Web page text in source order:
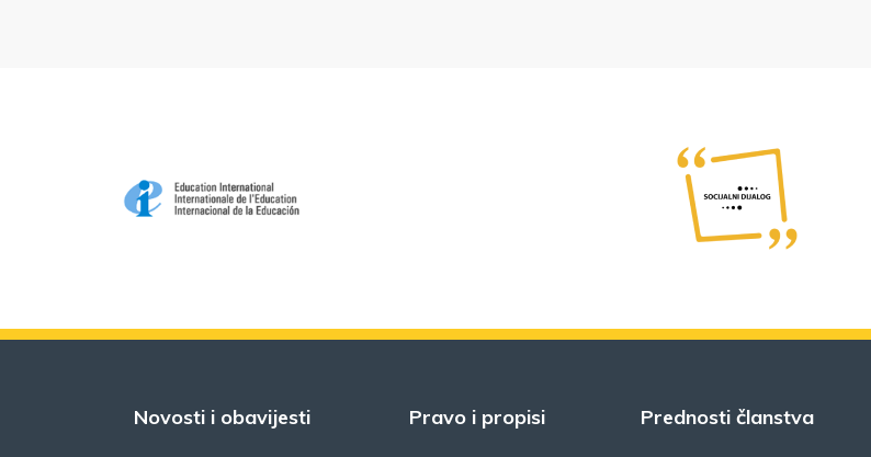
Novosti i obavijesti Pravo i propisi Prednosti članstva